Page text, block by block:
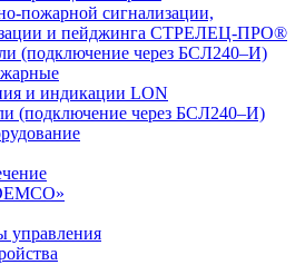
пожарной сигнализации,
и пейджинга СТРЕЛЕЦ-ПРО®
(подключение через БСЛ240–И)
и индикации LON
(подключение через БСЛ240–И)
управления